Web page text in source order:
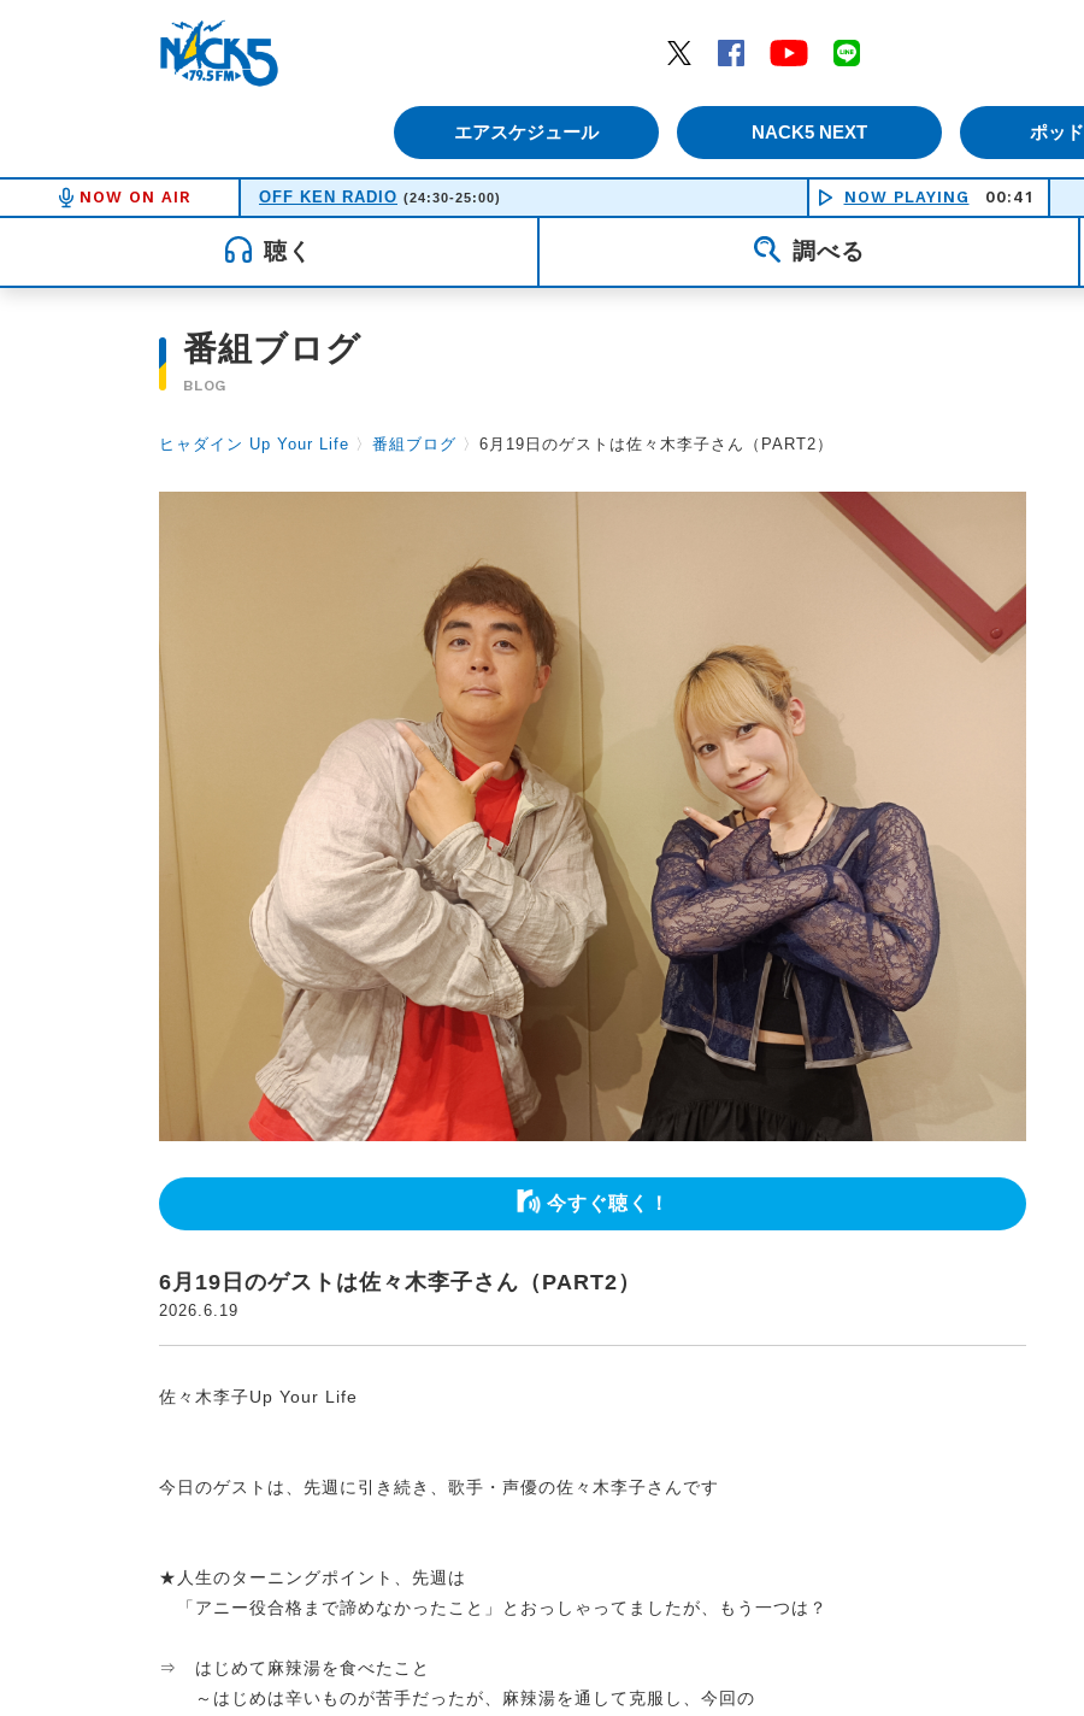
Twitter
Facebook YouTube
エアスケジュール NACK5 NEXT ポッ
NOW ON AIR OFF KEN RADIO (24:30-25:00) NOW PLAYING 00:41NPC -
聴く 調べる
番組ブログ
BLOG
ヒャダイン Up Your Life 〉 番組ブログ 〉 6月19日のゲストは佐々木李子さん（PART2）
今すぐ聴く！
6月19日のゲストは佐々木李子さん（PART2）
2026.6.19
佐々木李子Up Your Life
今日のゲストは、先週に引き続き、歌手・声優の佐々木李子さんです
★人生のターニングポイント、先週は
「アニー役合格まで諦めなかったこと」とおっしゃってましたが、もう一つは？
⇒ はじめて麻辣湯を食べたこと
～はじめは辛いものが苦手だったが、麻辣湯を通して克服し、今回の